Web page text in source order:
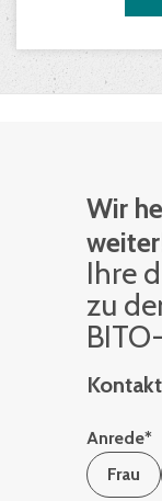
Wir
Ihre
zu
Anrede*
Frau